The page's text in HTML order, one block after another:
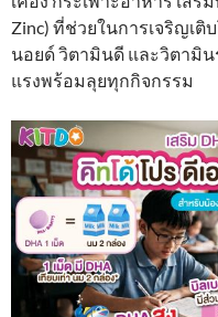
Zinc) ที่ช่วยในการเจริญเติ
นอยด์ วิตามินดี และวิตามิน
แรงพร้อมลุยทุกกิจกรรม